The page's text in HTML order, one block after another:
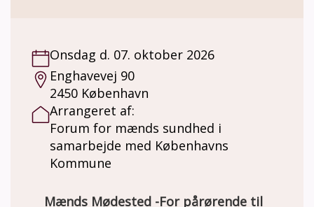
alt fra foredrag og udflugter til madlavning,
kortspil eller blot en snak over en kop kaffe.
Rammerne er fleksible, og det er mændene
selv, der former indholdet. Én ting er dog
sikkert: Der er altid kaffe på kanden og plads
til nye deltagere. Mænds Mødesteder
Sydhavn for pårørende mødes hver onsdag
udflugter er det en god idé at ringe til en af
Onsdag d. 07. oktober 2026
Enghavevej 90
2450 København
Arrangeret af:
Forum for mænds sundhed i
samarbejde med Københavns
Kommune
Mænds Mødested -For pårørende til